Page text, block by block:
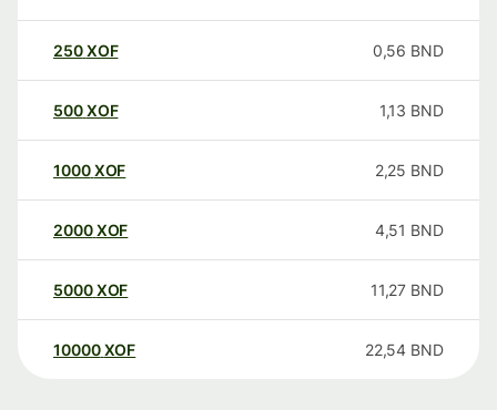
250XOF 0,56 BND
500XOF 1,13 BND
1000XOF 2,25 BND
2000XOF 4,51 BND
5000XOF 11,27 BND
10000 XOF 22,54 BND